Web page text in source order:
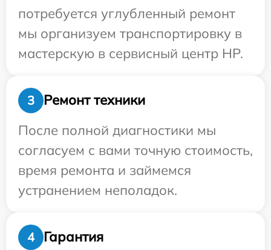
потребуется углубленный ремонт
мы организуем транспортировку в
мастерскую в сервисный центр HP.
3
Ремонт техники
После полной диагностики мы
согласуем с вами точную стоимость,
время ремонта и займемся
устранением неполадок.
4 Гарантия